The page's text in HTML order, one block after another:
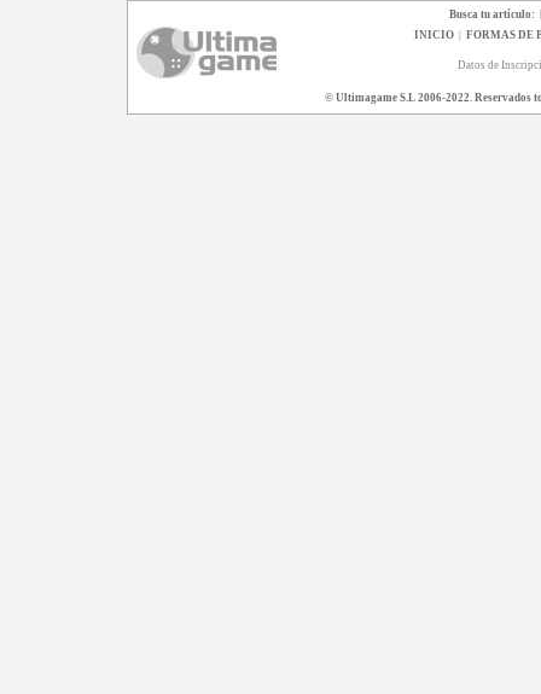
Busca tu artículo:
INICIO| FORMAS DE
Datos de
© Ultimagame S.L 2006-2022. Reservados